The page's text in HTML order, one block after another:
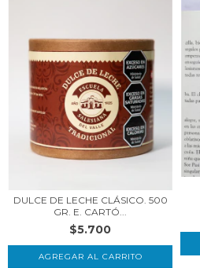
DULCE DE LECHE CLÁSICO. 500
GR. E. CARTÓ...
$5.700
AGREGAR AL CARRITO